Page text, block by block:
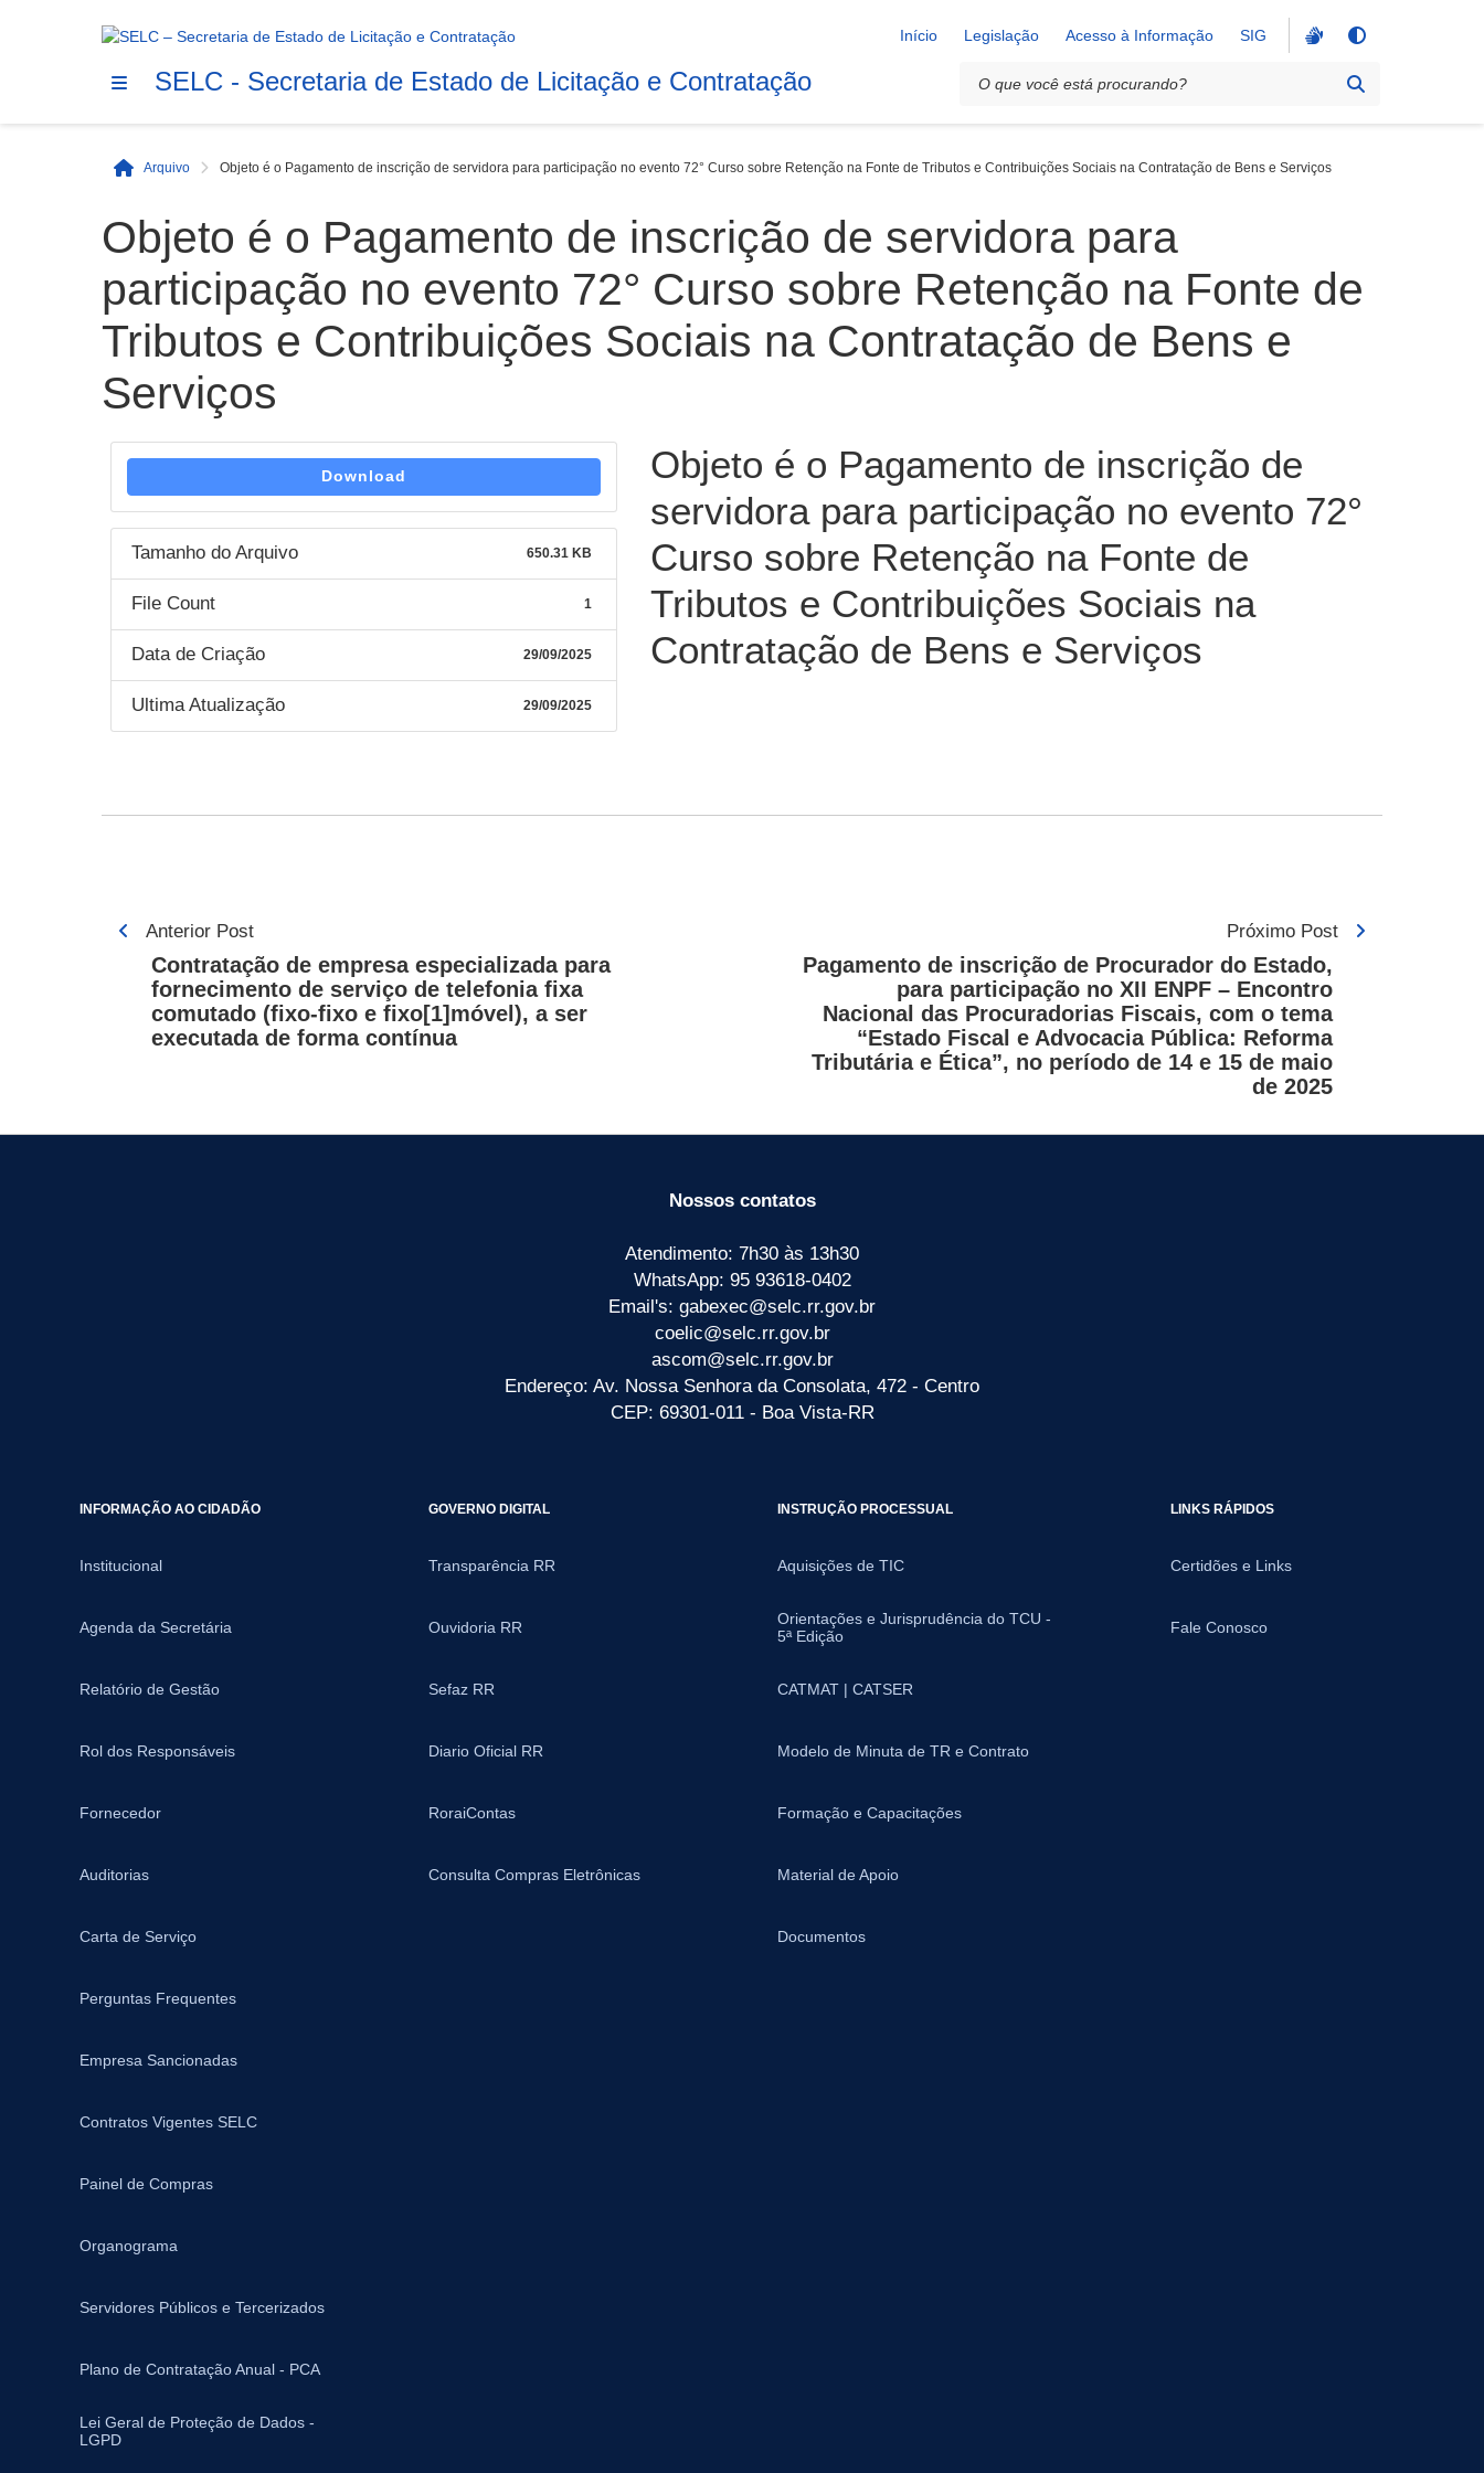
Início Legislação Acesso à Informação SIG
SELC - Secretaria de Estado de Licitação e Contratação
Início
Arquivo Objeto é o Pagamento de inscrição de servidora para participação no evento 72° Curso sobre Retenção na Fonte de Tributos e Contribuições Sociais na Contratação de Bens e Serviços
Objeto é o Pagamento de inscrição de servidora para
participação no evento 72° Curso sobre Retenção na Fonte de
Tributos e Contribuições Sociais na Contratação de Bens e
Serviços
Download
Tamanho do Arquivo 650.31 KB
File Count 1
Data de Criação 29/09/2025
Ultima Atualização 29/09/2025
Objeto é o Pagamento de inscrição de
servidora para participação no evento 72°
Curso sobre Retenção na Fonte de
Tributos e Contribuições Sociais na
Contratação de Bens e Serviços
Navegação
Post
Anterior Post
Contratação de empresa especializada para
fornecimento de serviço de telefonia fixa
comutado (fixo-fixo e fixo[1]móvel), a ser
executada de forma contínua
Próximo Post
Pagamento de inscrição de Procurador do Estado,
para participação no XII ENPF – Encontro
Nacional das Procuradorias Fiscais, com o tema
“Estado Fiscal e Advocacia Pública: Reforma
Tributária e Ética”, no período de 14 e 15 de maio
de 2025
Nossos contatos
Atendimento: 7h30 às 13h30
WhatsApp: 95 93618-0402
Email's: gabexec@selc.rr.gov.br
coelic@selc.rr.gov.br
ascom@selc.rr.gov.br
Endereço: Av. Nossa Senhora da Consolata, 472 - Centro
CEP: 69301-011 - Boa Vista-RR
INFORMAÇÃO AO CIDADÃO
Institucional
Agenda da Secretária
Relatório de Gestão
Rol dos Responsáveis
Fornecedor
Auditorias
Carta de Serviço
Perguntas Frequentes
Empresa Sancionadas
Contratos Vigentes SELC
Painel de Compras
Organograma
Servidores Públicos e Tercerizados
Plano de Contratação Anual - PCA
Lei Geral de Proteção de Dados -
LGPD
GOVERNO DIGITAL
Transparência RR
Ouvidoria RR
Sefaz RR
Diario Oficial RR
RoraiContas
Consulta Compras Eletrônicas
INSTRUÇÃO PROCESSUAL
Aquisições de TIC
Orientações e Jurisprudência do TCU -
5ª Edição
CATMAT | CATSER
Modelo de Minuta de TR e Contrato
Formação e Capacitações
Material de Apoio
Documentos
LINKS RÁPIDOS
Certidões e Links
Fale Conosco